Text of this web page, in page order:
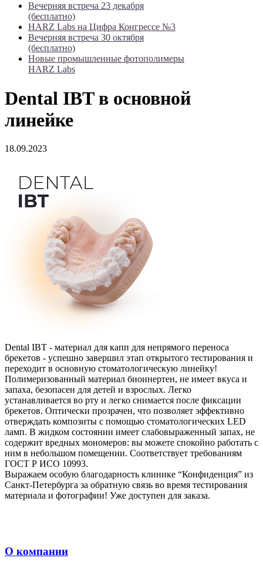
Вечерняя встреча 23 декабря
(бесплатно)
HARZ Labs на Цифра Конгрессе №3
Вечерняя встреча 30 октября
(бесплатно)
Новые промышленные фотополимеры
HARZ Labs
Dental IBT в основной
линейке
18.09.2023
Dental IBT - материал для капп для непрямого переноса
брекетов - успешно завершил этап открытого тестирования и
переходит в основную стоматологическую линейку!
Полимеризованный материал биоинертен, не имеет вкуса и
запаха, безопасен для детей и взрослых. Легко
устанавливается во рту и легко снимается после фиксации
брекетов. Оптически прозрачен, что позволяет эффективно
отверждать композиты с помощью стоматологических LED
ламп. В жидком состоянии имеет слабовыраженный запах, не
содержит вредных мономеров: вы можете спокойно работать с
ним в небольшом помещении. Соответствует требованиям
ГОСТ Р ИСО 10993.
Выражаем особую благодарность клинике “Конфиденция” из
Санкт-Петербурга за обратную связь во время тестирования
материала и фотографии! Уже доступен для заказа.
О компании